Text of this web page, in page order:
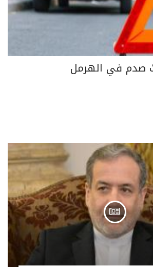
صدم في الهرمل